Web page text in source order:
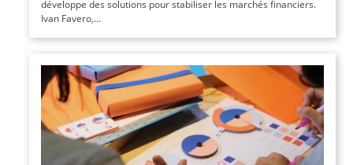
développe des solutions pour stabiliser les marchés financiers.
Ivan Favero,...